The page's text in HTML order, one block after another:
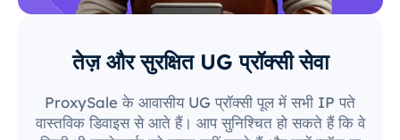
तेज़ और सुरक्षित UG प्रॉक्सी सेवा
ProxySale के आवासीय UG प्रॉक्सी पूल में सभी IP पते
वास्तविक डिवाइस से आते हैं। आप सुनिश्चित हो सकते हैं कि वे